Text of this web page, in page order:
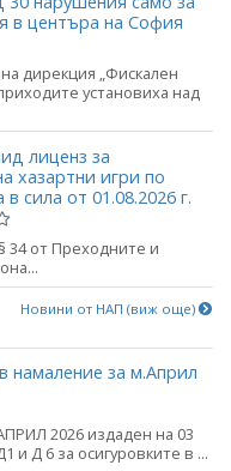
в центъра на София
дирекция „Фискален
установиха над
лиценз за
хазартни игри по
сила от 01.08.2026 г.
34 от Преходните и
Новини от НАП (виж още)
намаление за м.Април
2026 издаден на 03
и Д 6 за осигуровките в ...